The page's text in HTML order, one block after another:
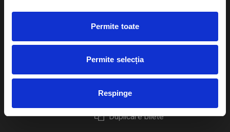
Permite toate
Permite selecția
Respinge
Plata online sau cash
eBilet printat acasa
Livrare prin curier
Returnare bilete
Duplicare bilete
festivaluri
Pentru copii